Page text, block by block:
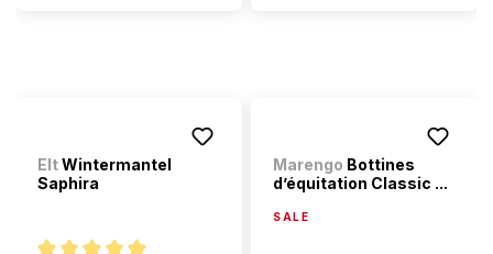
EltWintermantel
Saphira
Marengo Bottines
d’équitation Classic ...
SALE